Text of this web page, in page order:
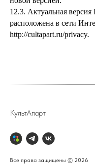
12.3. Актуальная
расположена в сети
http://cultapart.ru/privacy.
КультАпарт
Все права защищены © 2026